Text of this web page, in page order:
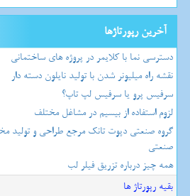
آخرین رپورتاژها
دسترسی نما با کلایمر در پروژه های ساختمانی
نقشه راه میلیونر شدن با تولید نایلون دسته دار
سرفیس پرو یا سرفیس لپ تاپ؟
لزوم استفاده از بیسیم در مشاغل مختلف
گروه صنعتی دپوت تانک مرجع طراحی و تولید
صنعتی
همه چیز درباره تزریق فیلر لب
بقیه رپورتاژ ها